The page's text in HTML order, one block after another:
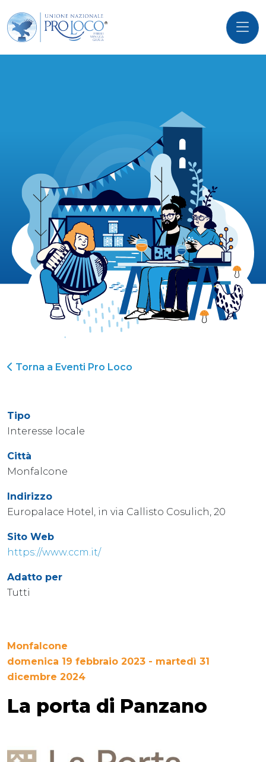
Torna a Eventi Pro Loco
Tipo
Interesse locale
Città
Monfalcone
Indirizzo
Europalace Hotel, in via Callisto Cosulich, 20
Sito Web
https://www.ccm.it/
Adatto per
Tutti
Monfalcone
domenica 19 febbraio 2023 - martedì 31
dicembre 2024
La porta di Panzano